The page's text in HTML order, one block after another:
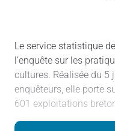
Le service statistique
l’enquête sur les
cultures. Réalisée du 5
enquêteurs, elle porte
601 exploitations